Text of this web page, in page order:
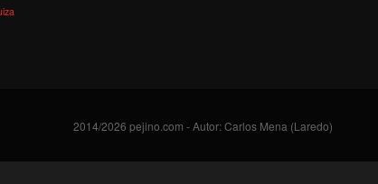
2014/2026 pejino.com - Autor: Carlos Mena (Laredo)